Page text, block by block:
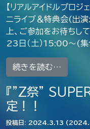
【リアルアイドルプロジ
ニライブ＆特典会(出
上、ご参加をお待ちし
23日（土）15:00〜(
続きを読む…
『”Z祭”
定！！
投稿日: 2024.3.13